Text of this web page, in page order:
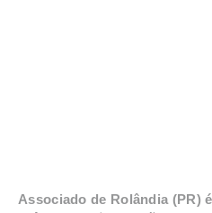
Associado de Rolândia (PR)